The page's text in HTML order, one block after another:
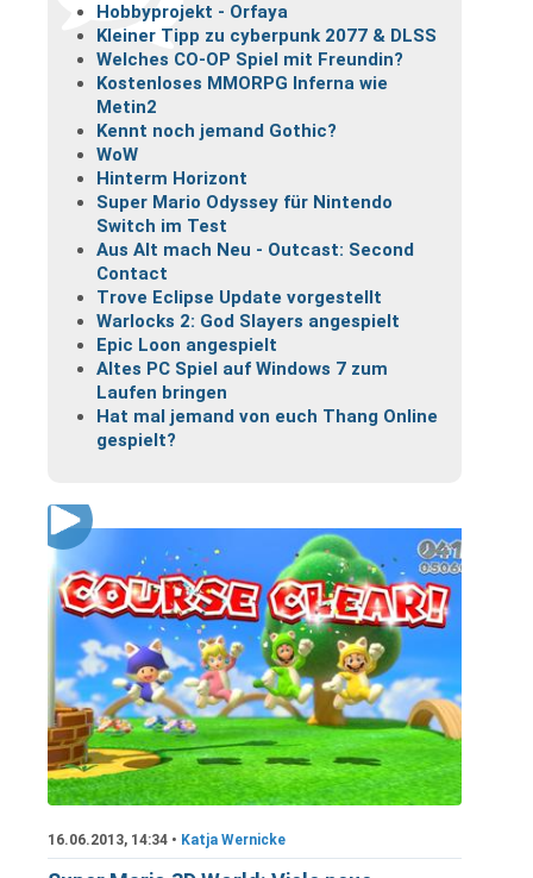
Hobbyprojekt - Orfaya
Kleiner Tipp zu cyberpunk 2077 & DLSS
Welches CO-OP Spiel mit Freundin?
Kostenloses MMORPG Inferna wie
Metin2
Kennt noch jemand Gothic?
WoW
Hinterm Horizont
Super Mario Odyssey für Nintendo
Switch im Test
Aus Alt mach Neu - Outcast: Second
Contact
Trove Eclipse Update vorgestellt
Warlocks 2: God Slayers angespielt
Epic Loon angespielt
Altes PC Spiel auf Windows 7 zum
Laufen bringen
Hat mal jemand von euch Thang Online
gespielt?
16.06.2013, 14:34 • Katja Wernicke